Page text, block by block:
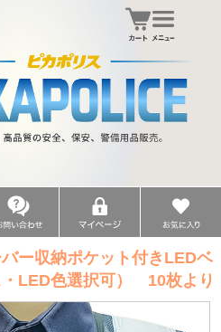
ー収納ポケット付きLEDベ
LED色選択可） 10枚より